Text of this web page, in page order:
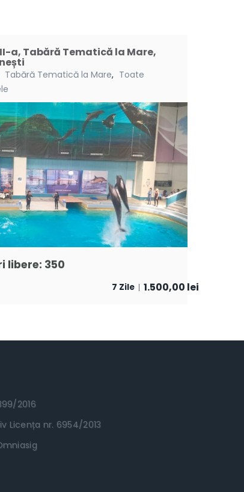
a, Tabără Tematică la Mare,
Tabără Tematică la Mare, Toate
libere: 350
7 Zile 1.500,00 lei
2016
Licența nr. 6954/2013